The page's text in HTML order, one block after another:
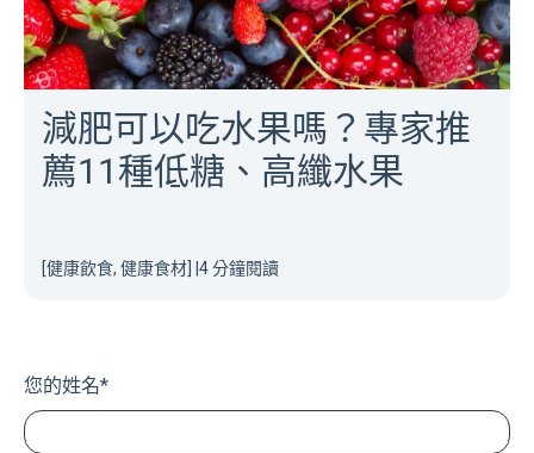
減肥可以吃水果嗎？專家推
薦11種低糖、高纖水果
[健康飲食, 健康食材] 4 分鐘閱讀
您的姓名*